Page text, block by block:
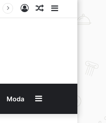
Kenar
Bölmesi
Rastgele
Kayıt
Moda Kenar